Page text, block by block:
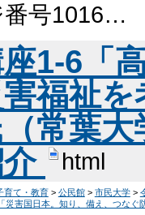
番号1016…
1-6「
害福祉
常葉
html
育て・教育> 公民館> 市民大学>
災害国日本。知り、備え、つなぐ